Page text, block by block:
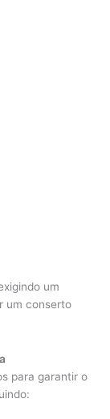
um
um conserto
para garantir o